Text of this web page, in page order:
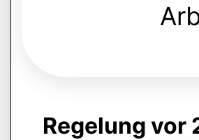
Regelung